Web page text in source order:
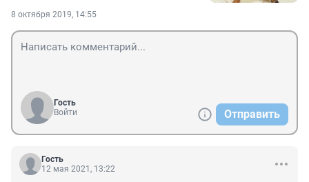
8 октября 2019, 14:55
Гость
Войти
Отправить
Гость
12 мая 2021, 13:22